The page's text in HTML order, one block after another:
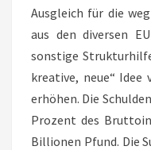
Ausgleich für die
aus den diversen
sonstige
kreative, neue“ Idee
erhöhen. Die
Prozent des
Billionen Pfund. Die